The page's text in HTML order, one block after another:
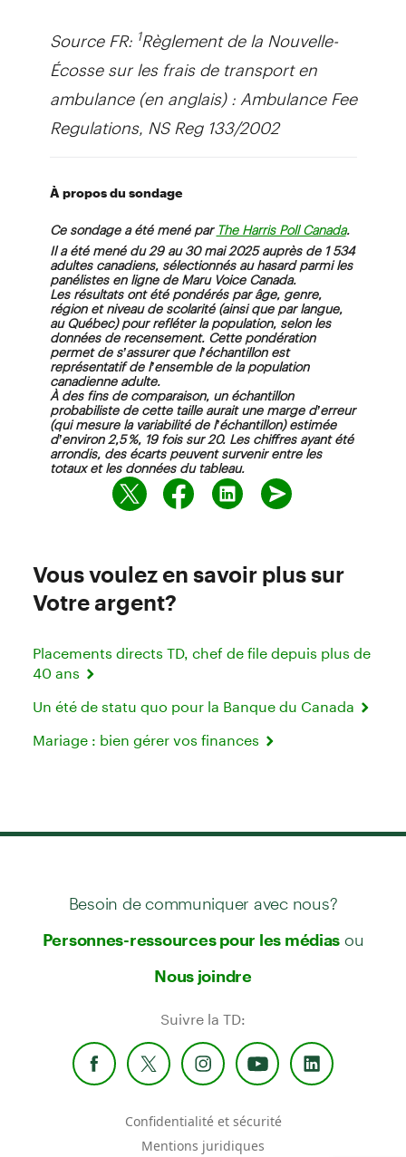
Source FR: 1Règlement de la Nouvelle-
Écosse sur les frais de transport en
ambulance (en anglais) : Ambulance Fee
Regulations, NS Reg 133/2002
À propos du sondage
Ce sondage a été mené par The Harris Poll Canada.
Il a été mené du 29 au 30 mai 2025 auprès de 1 534
adultes canadiens, sélectionnés au hasard parmi les
panélistes en ligne de Maru Voice Canada.
Les résultats ont été pondérés par âge, genre,
région et niveau de scolarité (ainsi que par langue,
au Québec) pour refléter la population, selon les
données de recensement. Cette pondération
permet de s’assurer que l’échantillon est
représentatif de l’ensemble de la population
canadienne adulte.
À des fins de comparaison, un échantillon
probabiliste de cette taille aurait une marge d’erreur
(qui mesure la variabilité de l’échantillon) estimée
d’environ 2,5 %, 19 fois sur 20. Les chiffres ayant été
arrondis, des écarts peuvent survenir entre les
totaux et les données du tableau.
Vous voulez en savoir plus sur
Votre argent?
Placements directs TD, chef de file depuis plus de
40 ans
Un été de statu quo pour la Banque du Canada
Mariage : bien gérer vos finances
Besoin de communiquer avec nous?
Personnes-ressources pour les médias ou
Nous joindre
Suivre la TD:
Confidentialité et sécurité
Mentions juridiques